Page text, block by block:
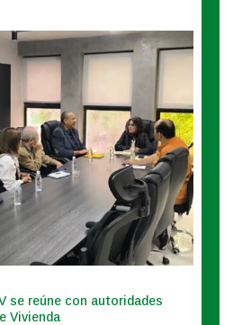
se reúne con autoridades
Vivienda